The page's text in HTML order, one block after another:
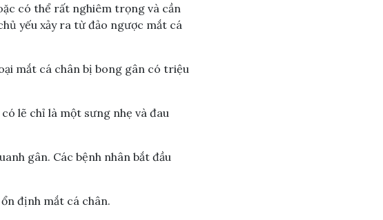
có thể rất nghiêm trọng và cần
yếu xảy ra từ đảo ngược mắt cá
mắt cá chân bị bong gân có triệu
lẽ chỉ là một sưng nhẹ và đau
gân. Các bệnh nhân bắt đầu
định mắt cá chân.